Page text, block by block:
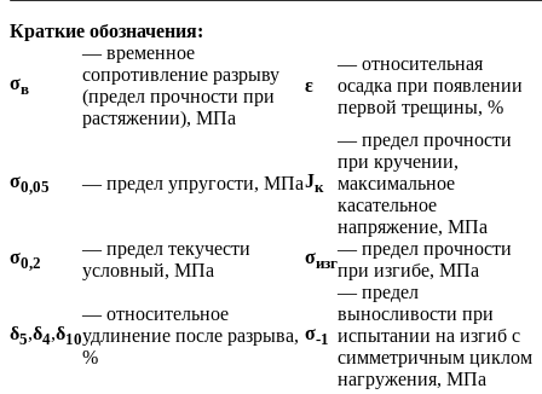
Краткие обозначения:
σв
— временное
сопротивление разрыву
(предел прочности при
растяжении), МПа
ε
— относительная
осадка при появлении
первой трещины, %
σ0,05 — предел упругости, МПаJк
— предел прочности
при кручении,
максимальное
касательное
напряжение, МПа
σ0,2
— предел текучести
условный, МПа
σизг
— предел прочности
при изгибе, МПа
δ5,δ4,δ10
— относительное
удлинение после разрыва,
%
σ-1
— предел
выносливости при
испытании на изгиб с
симметричным циклом
нагружения, МПа